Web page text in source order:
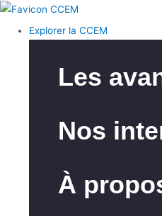
Explorer la CCEM
Les
Nos
À